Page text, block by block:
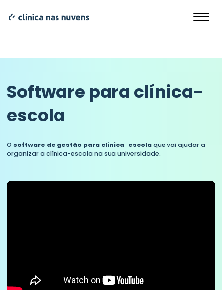
Software para clínica-
escola
O software de gestão para clínica-escolaque vai ajudar a
organizar a clínica-escola na sua universidade.